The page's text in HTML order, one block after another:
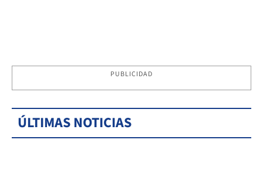
PUBLICIDAD
ÚLTIMAS NOTICIAS